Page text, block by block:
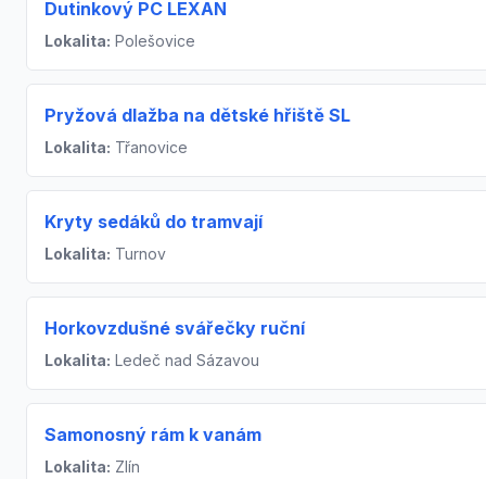
Dutinkový PC LEXAN
Lokalita: Polešovice
Pryžová dlažba na dětské hřiště SL
Lokalita: Třanovice
Kryty sedáků do tramvají
Lokalita: Turnov
Horkovzdušné svářečky ruční
Lokalita: Ledeč nad Sázavou
Samonosný rám k vanám
Lokalita: Zlín